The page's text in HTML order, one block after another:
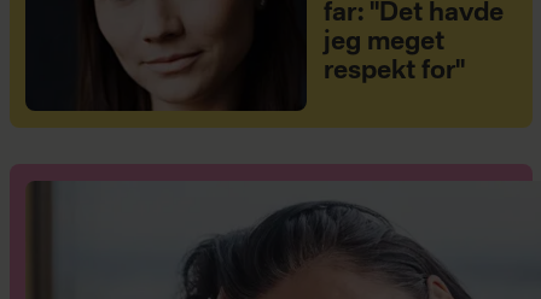
far: "Det havde
jeg meget
respekt for"